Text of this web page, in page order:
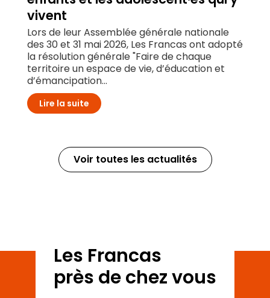
vivent
Lors de leur Assemblée générale nationale
des 30 et 31 mai 2026, Les Francas ont adopté
la résolution générale "Faire de chaque
territoire un espace de vie, d’éducation et
d’émancipation...
Lire la suite
Voir toutes les actualités
Les Francas
près de chez vous